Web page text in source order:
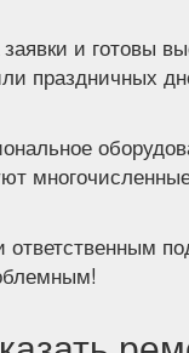
и готовы
праздничных